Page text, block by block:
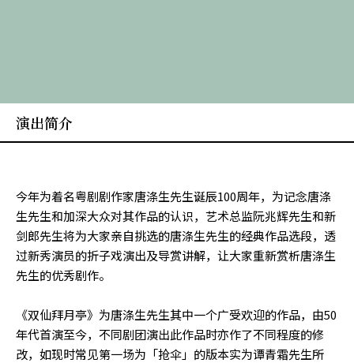
演出简介
今年为着名粤剧剧作家唐涤生先生诞辰100周年，为记念唐涤
生先生和加深大众对其作品的认识，艺术总监阮兆辉先生和新
剑郎先生将为大家亲自挑选的唐涤生先生的经典作品选段，透
过新秀演员的折子戏演出及导赏讲解，让大家重新赏析唐涤生
先生的优秀剧作。
《双仙拜月亭》为唐涤生先生其中一个广受欢迎的作品，由50
年代首演至今，不同剧团演出此作品时亦作了不同程度的修
改，如现时常见第一场为「抢伞」的版本实为谭青霜先生所